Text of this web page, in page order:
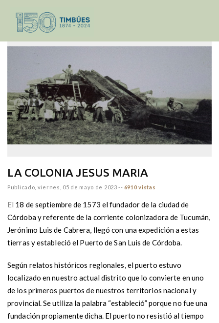
inicio GOBIERNO
LA COLONIA JESUS MARIA
Publicado, viernes, 05 de mayo de 2023 -- 6910 vistas
El 18 de septiembre de 1573 el fundador de la ciudad de
Córdoba y referente de la corriente colonizadora de Tucumán,
Jerónimo Luis de Cabrera, llegó con una expedición a estas
tierras y estableció el Puerto de San Luis de Córdoba.
Según relatos históricos regionales, el puerto estuvo
localizado en nuestro actual distrito que lo convierte en uno
de los primeros puertos de nuestros territorios nacional y
provincial. Se utiliza la palabra “estableció” porque no fue una
fundación propiamente dicha. El puerto no resistió al tiempo